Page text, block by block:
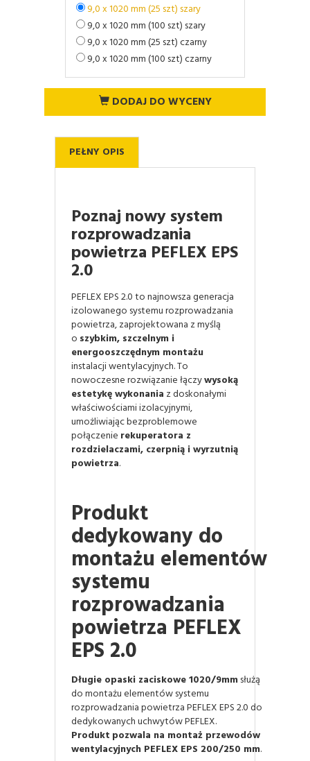
9,0 x 1020 mm (25 szt) szary
9,0 x 1020 mm (100 szt) szary
9,0 x 1020 mm (25 szt) czarny
9,0 x 1020 mm (100 szt) czarny
DODAJ DO WYCENY
PEŁNY OPIS
Poznaj nowy system
rozprowadzania
powietrza PEFLEX EPS
2.0
PEFLEX EPS 2.0 to najnowsza generacja
izolowanego systemu rozprowadzania
powietrza, zaprojektowana z myślą
o szybkim, szczelnym i
energooszczędnym montażu
instalacji wentylacyjnych. To
nowoczesne rozwiązanie łączywysoką
estetykę wykonania z doskonałymi
właściwościami izolacyjnymi,
umożliwiając bezproblemowe
połączenie rekuperatora z
rozdzielaczami, czerpnią i wyrzutnią
powietrza.
Produkt
dedykowany do
montażu elementów
systemu
rozprowadzania
powietrza PEFLEX
EPS 2.0
Długie opaski zaciskowe 1020/9mmsłużą
do montażu elementów systemu
rozprowadzania powietrza PEFLEX EPS 2.0 do
dedykowanych uchwytów PEFLEX.
Produkt pozwala na montaż przewodów
wentylacyjnych PEFLEX EPS 200/250 mm.